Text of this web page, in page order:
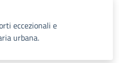
eccezionali e
urbana.